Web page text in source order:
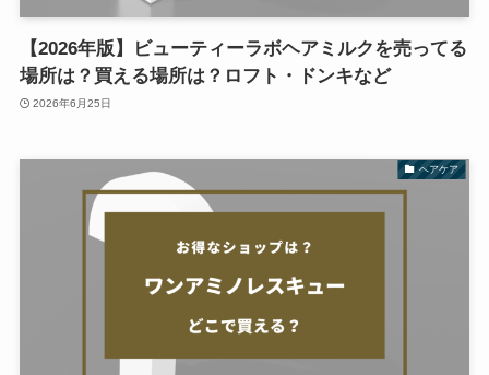
【2026年版】ビューティーラボヘアミルクを売ってる
場所は？買える場所は？ロフト・ドンキなど
2026年6月25日
ヘアケア